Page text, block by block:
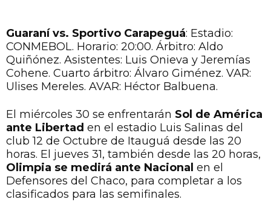
Guaraní vs. Sportivo Carapeguá: Estadio:
CONMEBOL. Horario: 20:00. Árbitro: Aldo
Quiñónez. Asistentes: Luis Onieva y Jeremías
Cohene. Cuarto árbitro: Álvaro Giménez. VAR:
Ulises Mereles. AVAR: Héctor Balbuena.
El miércoles 30 se enfrentarán Sol de América
ante Libertad en el estadio Luis Salinas del
club 12 de Octubre de Itauguá desde las 20
horas. El jueves 31, también desde las 20 horas,
Olimpia se medirá ante Nacional en el
Defensores del Chaco, para completar a los
clasificados para las semifinales.